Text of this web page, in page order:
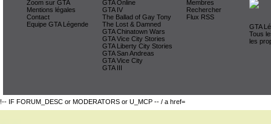
Zoom sur GTA
Mentions légales
Contact
Equipe GTA Légende
GTA Online
GTA IV
The Ballad of Gay Tony
The Lost & Damned
GTA Chinatown Wars
GTA Vice City Stories
GTA Liberty City Stories
GTA San Andreas
GTA Vice City
GTA III
Membres
Rechercher
Flux RSS
GTA
Tous
les
!-- IF FORUM_DESC or MODERATORS or U_MCP -- / a href=